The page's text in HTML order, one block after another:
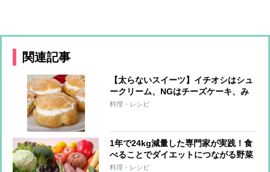
関連記事
【太らないスイーツ】イチオシはシュ
ークリーム、NGはチーズケーキ、み
たらし団子
料理・レシピ
1年で24kg減量した専門家が実践！食
べることでダイエットにつながる野菜
3つと調理法
料理・レシピ